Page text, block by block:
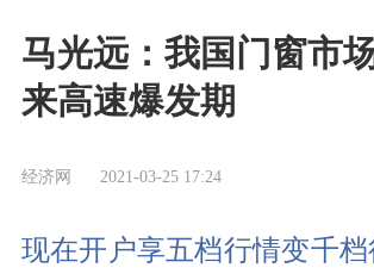
马光远：我国门窗市
来高速爆发期
经济网 2021-03-25 17:24
现在开户享五档行情变千